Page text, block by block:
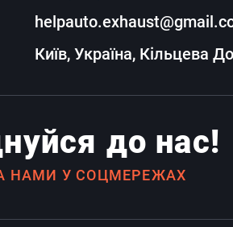
Київ, Україна, Кільцева
до нас!
НАМИ У СОЦМЕРЕЖАХ